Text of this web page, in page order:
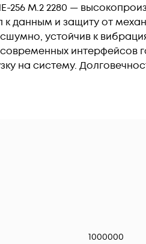
256 M.2 2280 —
данным и защиту от
устойчив к
интерфейсов
на систему.
1000000